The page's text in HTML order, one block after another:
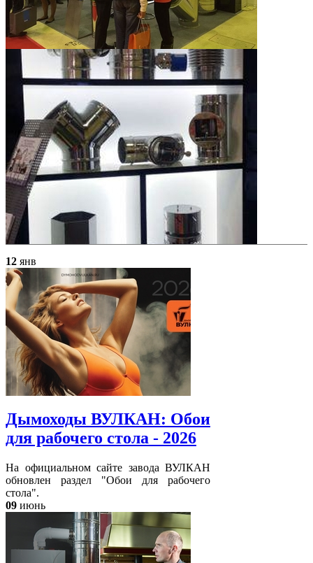
12 янв
Дымоходы ВУЛКАН: Обои
для рабочего стола - 2026
На официальном сайте завода ВУЛКАН
обновлен раздел "Обои для рабочего
стола".
09 июнь